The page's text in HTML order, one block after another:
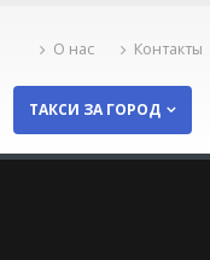
О нас Контакты
ТАКСИ ЗА ГОРОД